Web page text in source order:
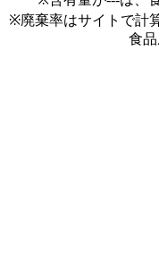
※廃棄率はサイトで計
食品